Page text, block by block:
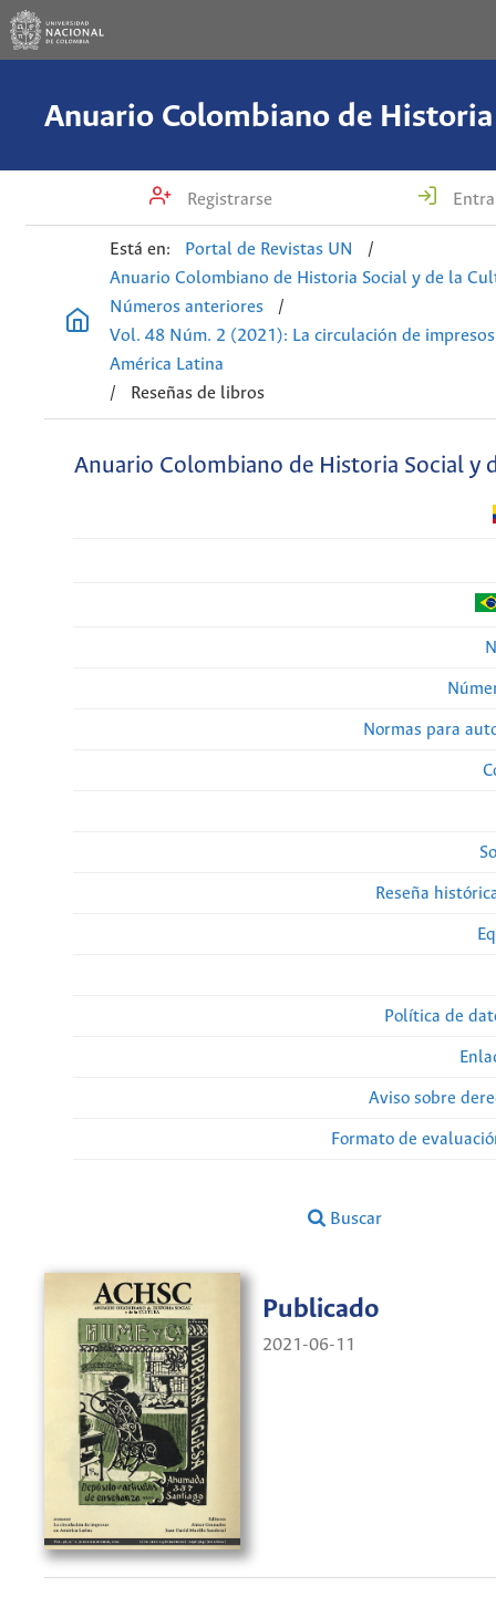
Registrarse
Está en: Portal de Revistas UN
/
Anuario Colombiano de Historia Social y de la
Números anteriores
/
Vol. 48 Núm. 2 (2021): La circulación de
América Latina
/
Reseñas de libros
Anuario Colombiano de Historia Social y
Normas para
Reseña
Política de
Aviso sobre
Formato de
Buscar
Publicado
2021-06-11